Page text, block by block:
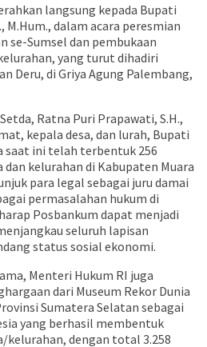
langsung kepada Bupati
M.Hum., dalam acara peresmian
se-Sumsel dan pembukaan
yang turut dihadiri
Deru, di Griya Agung Palembang,
Ratna Puri Prapawati, S.H.,
kepala desa, dan lurah, Bupati
saat ini telah terbentuk 256
dan kelurahan di Kabupaten Muara
para legal sebagai juru damai
permasalahan hukum di
Posbankum dapat menjadi
seluruh lapisan
status sosial ekonomi.
Menteri Hukum RI juga
dari Museum Rekor Dunia
Sumatera Selatan sebagai
yang berhasil membentuk
kelurahan, dengan total 3.258